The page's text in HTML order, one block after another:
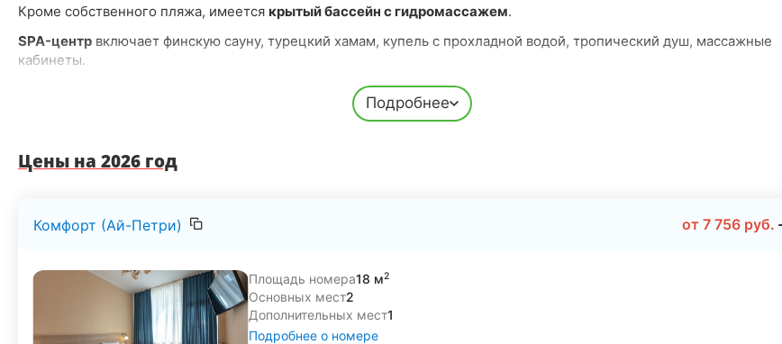
Кроме собственного пляжа, имеется крытый бассейн с гидромассажем.
SPA-центр включает финскую сауну, турецкий хамам, купель с прохладной водой, тропический душ, массажные
кабинеты.
«Ай-Петри» специализируется на санаторно-курортном лечении и оздоровлении
хронические формы указанных заболеваний для реабилитации и профилактики.
инфракрасный массаж с элементами акупрессуры и прогревания
, а также с функцией механической
коррекции позвоночника.
Программы лечения индивидуальные и корректируются врачами после консультаций. Современная база включает
оборудование для физиотерапии, массажа, ингаляций и других методик.
Подробнее
Цены на 2026 год
Комфорт (Ай-Петри) от 7 756 руб.
Площадь номера18 м2
Основных мест2
Дополнительных мест1
Подробнее о номере